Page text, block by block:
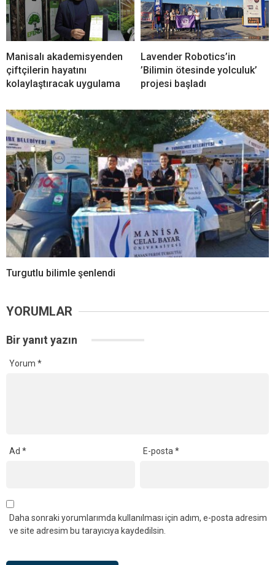
Manisalı akademisyenden
çiftçilerin hayatını
kolaylaştıracak uygulama
Lavender Robotics’in
’Bilimin ötesinde yolculuk’
projesi başladı
Turgutlu bilimle şenlendi
YORUMLAR
Bir yanıt yazın
Yorum *
Ad * E-posta*
Daha sonraki yorumlarımda kullanılması için adım, e-posta adresim
ve site adresim bu tarayıcıya kaydedilsin.